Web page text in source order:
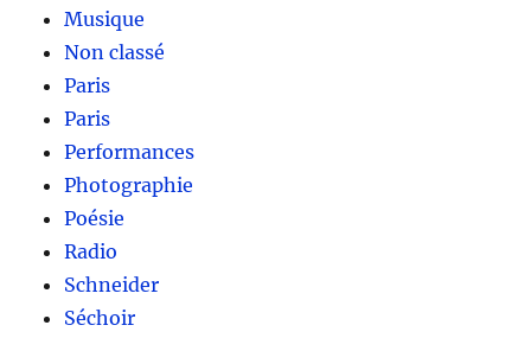
Musique
Non classé
Paris
Paris
Performances
Photographie
Poésie
Radio
Schneider
Séchoir